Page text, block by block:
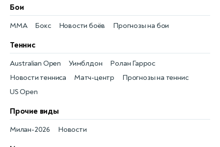
Бои
Новости боёв
MMA Прогнозы на бои
Бокс
Теннис
Новости тенниса
Australian Open
Матч-центр
Уимблдон
Прогнозы на теннис
Ролан Гаррос
US Open
Прочие виды
Новости
Милан-2026